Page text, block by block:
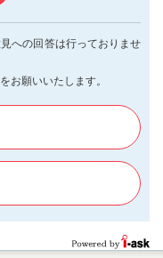
への回答は行っておりませ
お願いいたします。